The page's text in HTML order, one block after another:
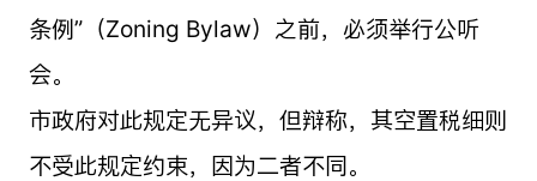
条例”（Zoning Bylaw）之前，必须举行公听
会。
市政府对此规定无异议，但辩称，其空置税细则
不受此规定约束，因为二者不同。